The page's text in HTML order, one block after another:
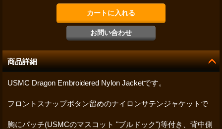
商品詳細
USMC Dragon Embroidered Nylon Jacketです。
フロントスナップボタン留めのナイロンサテンジャケットで
胸にパッチ(USMCのマスコット "ブルドック")等付き、背中側